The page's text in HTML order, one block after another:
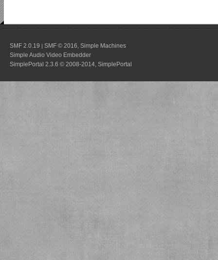
SMF 2.0.19 | SMF © 2016 Simple Machines
Simple Audio Video Embedder
SimplePortal 2.3.6 © 2008-2014, SimplePortal